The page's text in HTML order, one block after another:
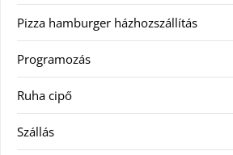
Pizza hamburger házhozszállítás
Programozás
Ruha cipő
Szállás